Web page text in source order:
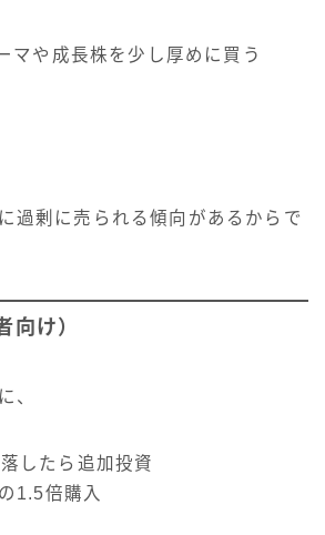
マや成長株を少し厚めに買う
過剰に売られる傾向があるからで
向け）
、
したら追加投資
1.5倍購入